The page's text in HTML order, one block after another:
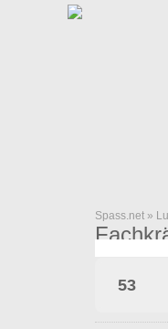
Spass.net »
53